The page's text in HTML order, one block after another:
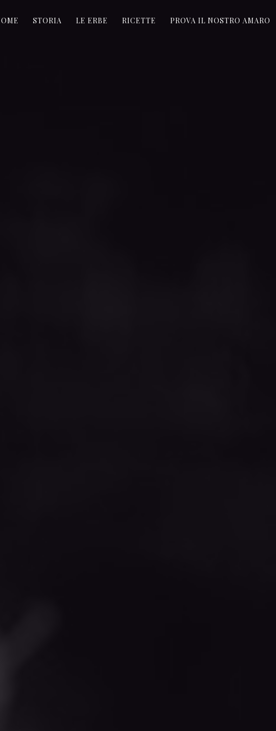
STORIA LE ERBE RICETTE PROVA IL NOSTRO AMARO